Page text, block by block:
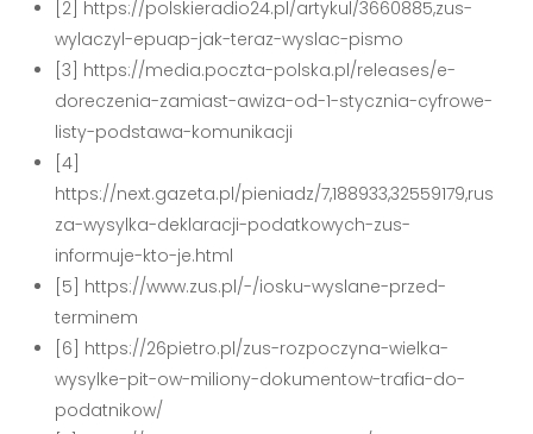
[2] https://polskieradio24.pl/artykul/3660885,zus-
wylaczyl-epuap-jak-teraz-wyslac-pismo
[3] https://media.poczta-polska.pl/releases/e-
doreczenia-zamiast-awiza-od-1-stycznia-cyfrowe-
listy-podstawa-komunikacji
[4]
https://next.gazeta.pl/pieniadz/7,188933,32559179,rus
za-wysylka-deklaracji-podatkowych-zus-
informuje-kto-je.html
[5] https://www.zus.pl/-/iosku-wyslane-przed-
terminem
[6] https://26pietro.pl/zus-rozpoczyna-wielka-
wysylke-pit-ow-miliony-dokumentow-trafia-do-
podatnikow/